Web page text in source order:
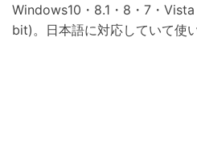
Windows10・8.1・8・7・
bit)。日本語に対応していて使